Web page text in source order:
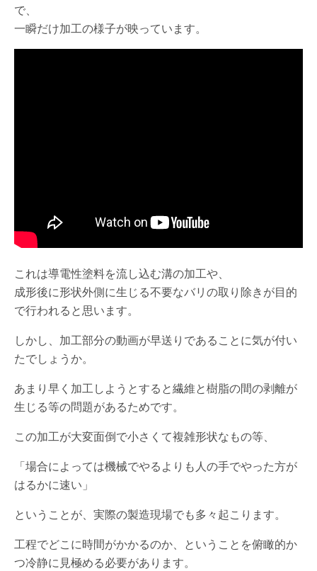
で、
一瞬だけ加工の様子が映っています。
これは導電性塗料を流し込む溝の加工や、
成形後に形状外側に生じる不要なバリの取り除きが目的
で行われると思います。
しかし、加工部分の動画が早送りであることに気が付い
たでしょうか。
あまり早く加工しようとすると繊維と樹脂の間の剥離が
生じる等の問題があるためです。
この加工が大変面倒で小さくて複雑形状なもの等、
「場合によっては機械でやるよりも人の手でやった方が
はるかに速い」
ということが、実際の製造現場でも多々起こります。
工程でどこに時間がかかるのか、ということを俯瞰的か
つ冷静に見極める必要があります。